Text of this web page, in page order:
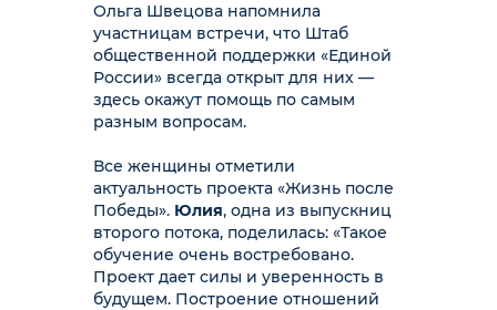
Ольга Швецова напомнила
участницам встречи, что Штаб
общественной поддержки «Единой
России» всегда открыт для них —
здесь окажут помощь по самым
разным вопросам.
Все женщины отметили
актуальность проекта «Жизнь после
Победы». Юлия, одна из выпускниц
второго потока, поделилась: «Такое
обучение очень востребовано.
Проект дает силы и уверенность в
будущем. Построение отношений